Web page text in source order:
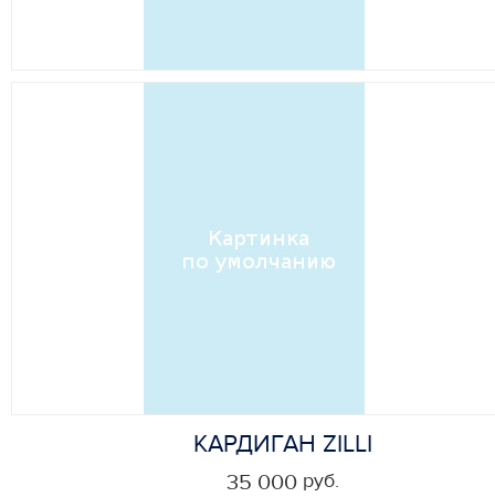
КАРДИГАН ZILLI
35 000 руб.